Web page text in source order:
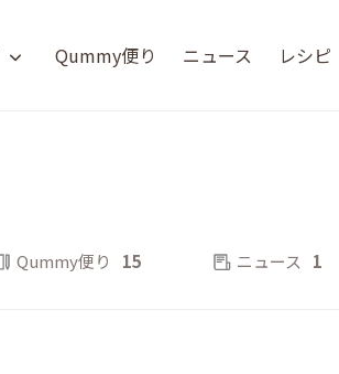
Qummy便り ニュース レシピ
Qummy便り 15 ニュース 1